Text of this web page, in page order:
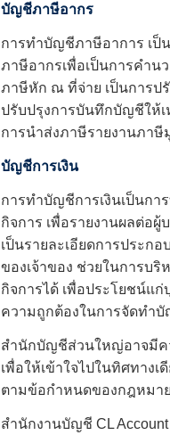
บัญชีภาษีอากร
การทำบัญชีภาษีอาการ เ
ภาษีอากรเพื่อเป็นการคำน
ภาษีหัก ณ ที่จ่าย เป็นการป
ปรับปรุงการบันทึกบัญชีให้
การนำส่งภาษีรายงานภา
บัญชีการเงิน
การทำบัญชีการเงินเป็นกา
กิจการ เพื่อรายงานผลต่อ
เป็นรายละเอียดการประก
ของเจ้าของ ช่วยในการบริ
กิจการได้ เพื่อประโยชน์แ
ความถูกต้องในการจัดทำ
สำนักบัญชีส่วนใหญ่อาจมีค
เพื่อให้เข้าใจไปในทิศทาง
ตามข้อกำหนดของกฎหมาย
สำนักงานบัญชี CL